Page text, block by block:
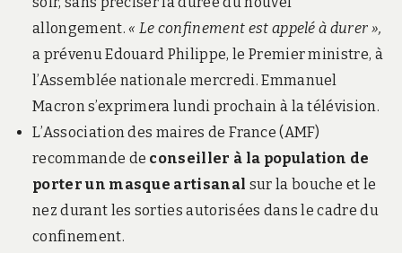
allongement.« Le confinement est appelé à durer »,
a prévenu Edouard Philippe, le Premier ministre, à
l’Assemblée nationale mercredi. Emmanuel
Macron s’exprimera lundi prochain à la télévision.
L’Association des maires de France (AMF)
recommande de conseiller à la population de
porter un masque artisanal sur la bouche et le
nez durant les sorties autorisées dans le cadre du
confinement.